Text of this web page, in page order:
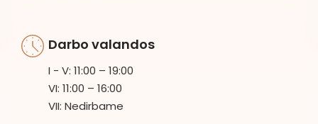
Darbo valandos
I - V: 11:00 – 19:00
VI: 11:00 – 16:00
VII: Nedirbame